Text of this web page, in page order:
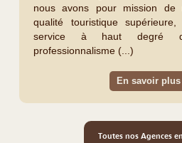
nous avons pour mission
qualité touristique
service à haut degré
professionnalisme (...)
En savoir plus
Toutes nos Agences